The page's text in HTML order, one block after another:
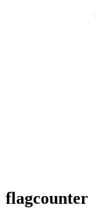
flagcounter